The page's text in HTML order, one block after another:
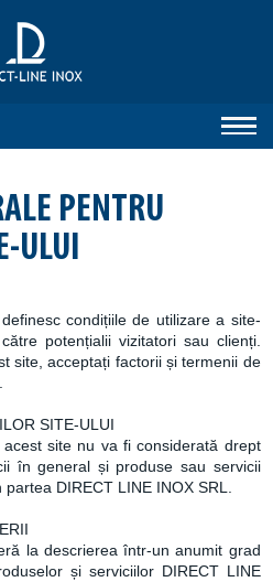
PENTRU
ULUI
condițiile de utilizare a site-
potențialii vizitatori sau clienți.
site, acceptați factorii și termenii de
SITE-ULUI
site nu va fi considerată drept
în general și produse sau servicii
DIRECT LINE INOX SRL.
la descrierea într-un anumit grad
și serviciilor DIRECT LINE